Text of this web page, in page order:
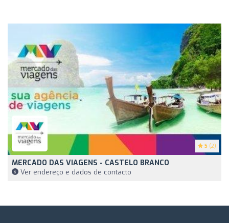
5 (2)
MERCADO DAS VIAGENS - CASTELO BRANCO
Ver endereço e dados de contacto